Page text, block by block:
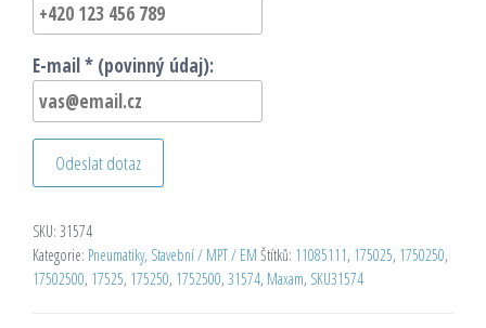
E-mail * (povinný údaj):
Odeslat dotaz
SKU: 31574
Kategorie: Pneumatiky, Stavební / MPT / EM Štítků: 11085111, 175025, 1750250,
17502500, 17525, 175250, 1752500, 31574, Maxam, SKU31574